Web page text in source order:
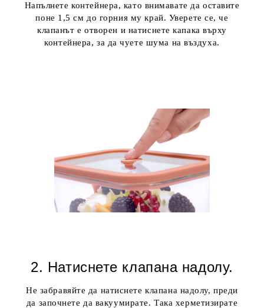
Напълнете контейнера, като внимавате да оставите
поне 1,5 см до горния му край. Уверете се, че
клапанът е отворен и натиснете капака върху
контейнера, за да чуете шума на въздуха.
2. Натиснете клапана надолу.
Не забравяйте да натиснете клапана надолу, преди
да започнете да вакуумирате. Така херметизирате